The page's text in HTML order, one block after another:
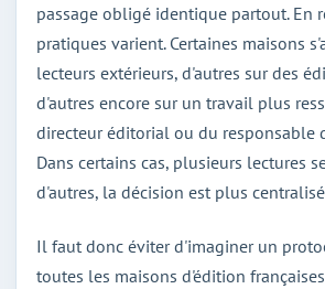
passage obligé identique partout. En
pratiques varient. Certaines maisons
lecteurs extérieurs, d'autres sur des
d'autres encore sur un travail plus
directeur éditorial ou du responsable
Dans certains cas, plusieurs lectures
d'autres, la décision est plus
Il faut donc éviter d'imaginer un
toutes les maisons d'édition